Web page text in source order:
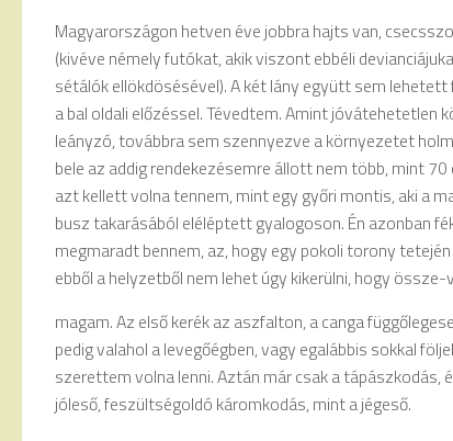
Magyarországon hetven éve jobbra hajts van,
(kivéve némely futókat, akik viszont ebbéli
sétálók ellökdösésével). A két lány együtt sem
a bal oldali előzéssel. Tévedtem. Amint jóvátehetetlen
leányzó, továbbra sem szennyezve a környezetet
bele az addig rendekezésemre állott nem több, mint
azt kellett volna tennem, mint egy győri montis, aki a
busz takarásából eléléptett gyalogoson. Én azonban
megmaradt bennem, az, hogy egy pokoli torony
ebből a helyzetből nem lehet úgy kikerülni, hogy
magam. Az első kerék az aszfalton, a canga
pedig valahol a levegőégben, vagy egalábbis sokkal
szerettem volna lenni. Aztán már csak a tápászkodás,
jóleső, feszültségoldó káromkodás, mint a jégeső.